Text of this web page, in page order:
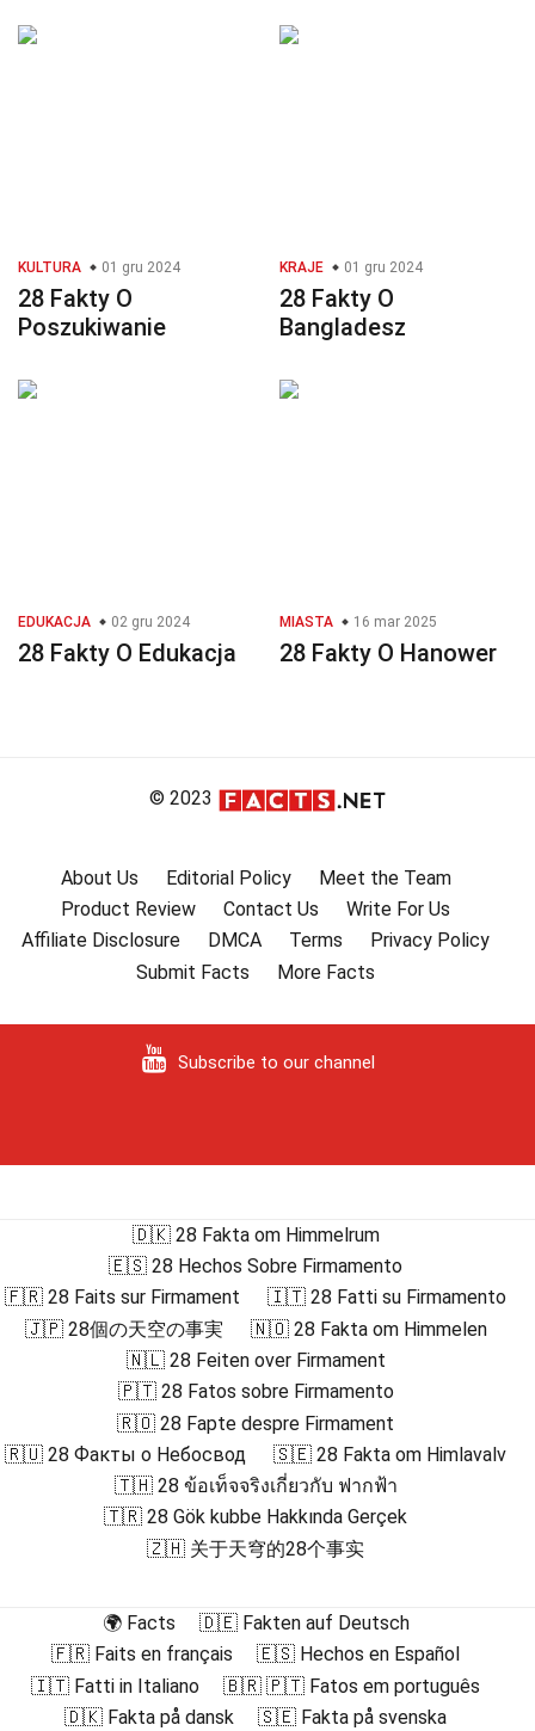
KULTURA 01 gru 2024
28 Fakty O
Poszukiwanie
KRAJE 01 gru 2024
28 Fakty O
Bangladesz
EDUKACJA 02 gru 2024
28 Fakty O Edukacja
MIASTA 16 mar 2025
28 Fakty O Hanower
© 2023
About Us Editorial Policy
Meet the Team
Product Review
Contact Us
Write For Us
Affiliate Disclosure
DMCA Terms
Privacy Policy
Submit Facts
More Facts
Subscribe to our channel
🇩🇰 28 Fakta om Himmelrum
🇪🇸 28 Hechos Sobre Firmamento
🇫🇷 28 Faits sur Firmament
🇮🇹 28 Fatti su Firmamento
🇯🇵 28個の天空の事実
🇳🇴 28 Fakta om Himmelen
🇳🇱 28 Feiten over Firmament
🇵🇹 28 Fatos sobre Firmamento
🇷🇴 28 Fapte despre Firmament
🇷🇺 28 Факты о Небосвод
🇸🇪 28 Fakta om Himlavalv
🇹🇭 28 ข้อเท็จจริงเกี่ยวกับ ฟากฟ้า
🇹🇷 28 Gök kubbe Hakkında Gerçek
🇿🇭 关于天穹的28个事实
🌍 Facts
🇩🇪 Fakten auf Deutsch
🇫🇷 Faits en français
🇪🇸 Hechos en Español
🇮🇹 Fatti in Italiano
🇧🇷 🇵🇹 Fatos em português
🇩🇰 Fakta på dansk
🇸🇪 Fakta på svenska